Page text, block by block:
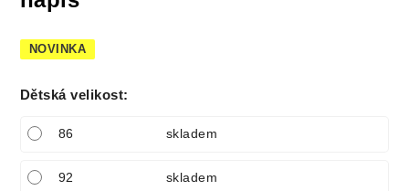
NOVINKA
Dětská velikost:
86 skladem
92 skladem